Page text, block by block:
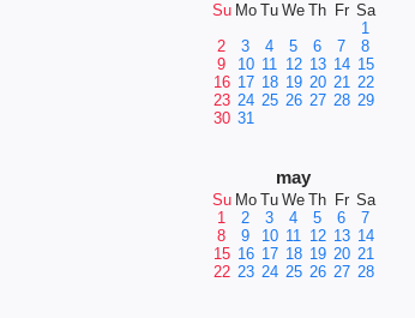
Su Mo Tu We Th Fr Sa
1
2
3 4 5 6 7
8
9
10 11 12 13 14 15
16 17 18 19 20 21 22
23 24 25 26 27 28 29
30 31
may
Su Mo Tu We Th Fr Sa
1
2 3 4 5 6
7
8
9 10 11 12 13 14
15 16 17 18 19 20 21
22 23 24 25 26 27 28